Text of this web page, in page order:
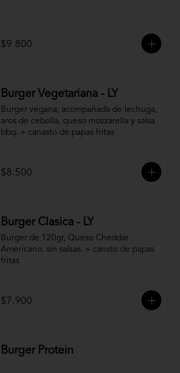
$9.800
Burger Vegetariana - LY
Burger vegana, acompañada de lechuga,
aros de cebolla, queso mozzarella y salsa
bbq. + canasto de papas fritas
$8.500
Burger Clasica - LY
Burger de 120gr, Queso Cheddar
Americano. sin salsas. + cansto de papas
fritas
$7.900
Burger Protein